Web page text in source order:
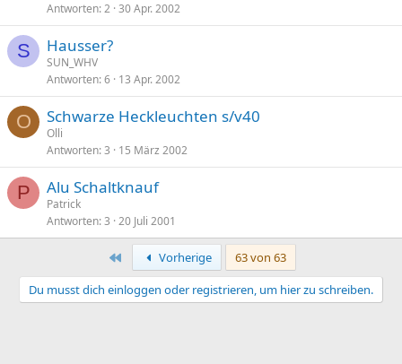
Antworten 2 30 Apr. 2002
S Hausser?
SUN_WHV
Antworten 6 13 Apr. 2002
O Schwarze Heckleuchten s/v40
Olli
Antworten 3 15 März 2002
P Alu Schaltknauf
Patrick
Antworten 3 20 Juli 2001
Erste Vorherige
63 von 63
Du musst dich einloggen oder registrieren, um hier zu schreiben.